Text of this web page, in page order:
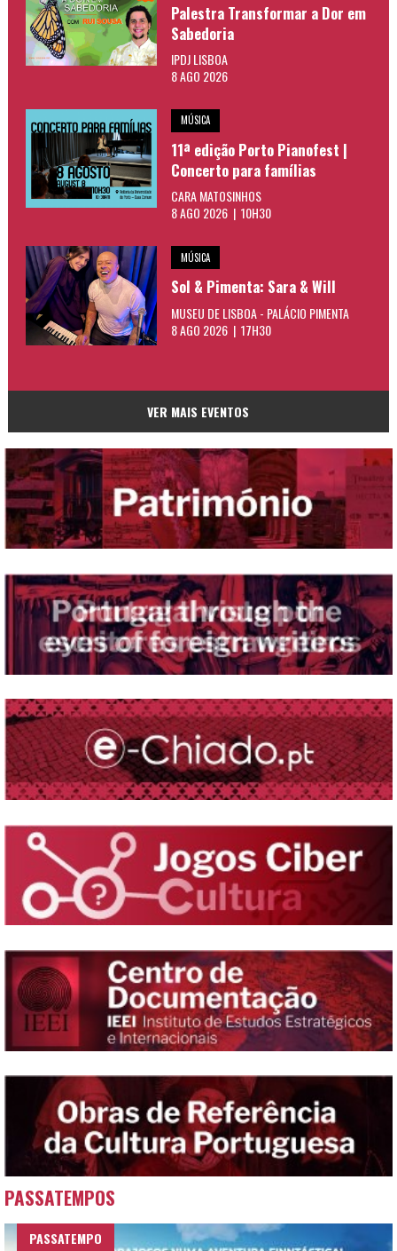
Palestra Transformar a Dor em
Sabedoria
IPDJ LISBOA
8 AGO 2026
MÚSICA
11ª edição Porto Pianofest |
Concerto para famílias
CARA MATOSINHOS
8 AGO 2026 | 10H30
MÚSICA
Sol & Pimenta: Sara & Will
MUSEU DE LISBOA - PALÁCIO PIMENTA
8 AGO 2026 | 17H30
VER MAIS EVENTOS
PASSATEMPOS
PASSATEMPO